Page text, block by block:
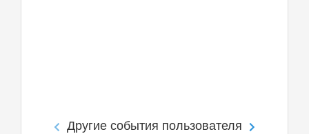
Другие события пользователя